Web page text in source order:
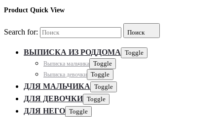
Product Quick View
Search for: Поиск
ВЫПИСКА ИЗ РОДДОМА Toggle
Выписка мальчика Toggle
Выписка девочки Toggle
ДЛЯ МАЛЬЧИКА Toggle
ДЛЯ ДЕВОЧКИ Toggle
ДЛЯ НЕГО Toggle